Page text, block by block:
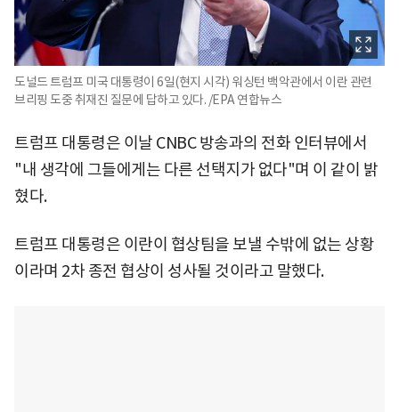
도널드 트럼프 미국 대통령이 6일(현지 시각) 워싱턴 백악관에서 이란 관련
브리핑 도중 취재진 질문에 답하고 있다. /EPA 연합뉴스
트럼프 대통령은 이날 CNBC 방송과의 전화 인터뷰에서
"내 생각에 그들에게는 다른 선택지가 없다"며 이 같이 밝
혔다.
트럼프 대통령은 이란이 협상팀을 보낼 수밖에 없는 상황
이라며 2차 종전 협상이 성사될 것이라고 말했다.